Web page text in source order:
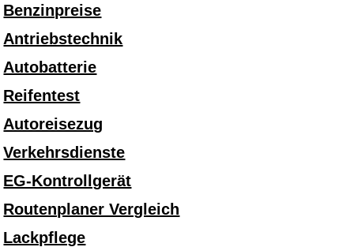
Benzinpreise
Antriebstechnik
Autobatterie
Reifentest
Autoreisezug
Verkehrsdienste
EG-Kontrollgerät
Routenplaner Vergleich
Lackpflege